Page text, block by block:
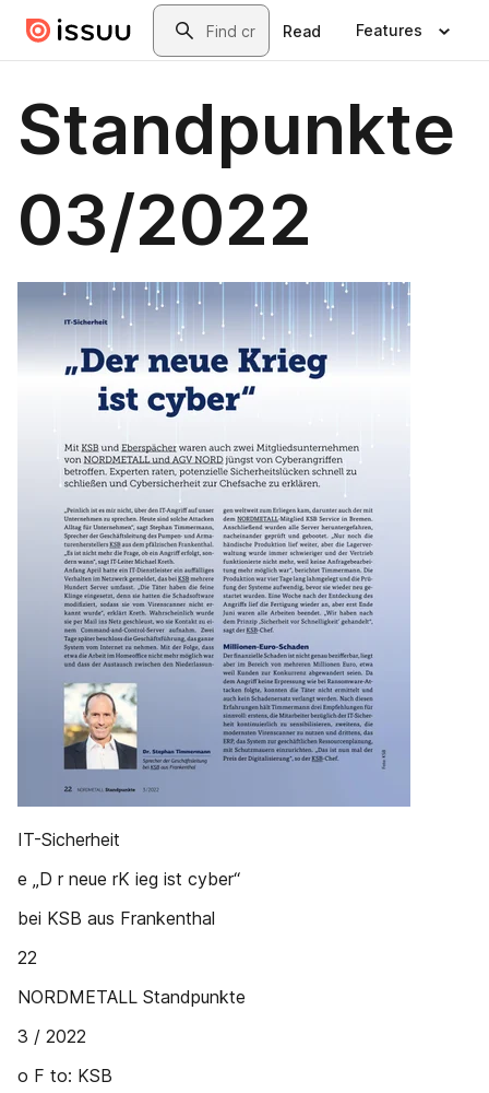
Skip to main contentSearch
Read Features
Standpunkte
03/2022
IT-Sicherheit
e „D r neue rK ieg ist cyber“
bei KSB aus Frankenthal
22
NORDMETALL Standpunkte
3 / 2022
o F to: KSB